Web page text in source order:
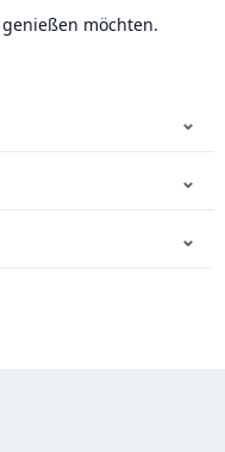
möchten.
⌄
⌄
⌄